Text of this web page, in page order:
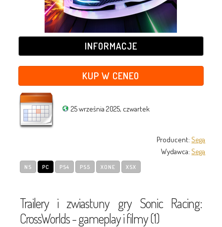
INFORMACJE
KUP W CENEO
25 września 2025, czwartek
Producent:Sega
Wydawca:Sega
NS PC PS4 PS5 XONE XSX
Trailery i zwiastuny gry Sonic Racing:
CrossWorlds - gameplay i filmy (1)